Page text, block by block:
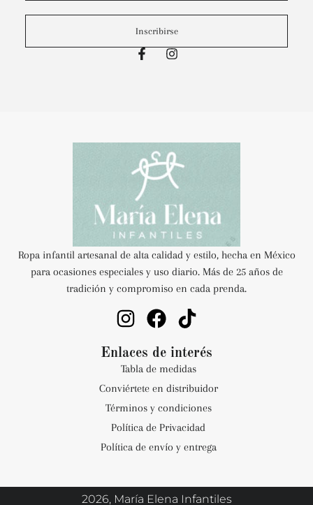
Inscribirse
Ropa infantil artesanal de alta calidad y estilo, hecha en México
para ocasiones especiales y uso diario. Más de 25 años de
tradición y compromiso en cada prenda.
Enlaces de interés
Tabla de medidas
Conviértete en distribuidor
Términos y condiciones
Política de Privacidad
Política de envío y entrega
2026, María Elena Infantiles